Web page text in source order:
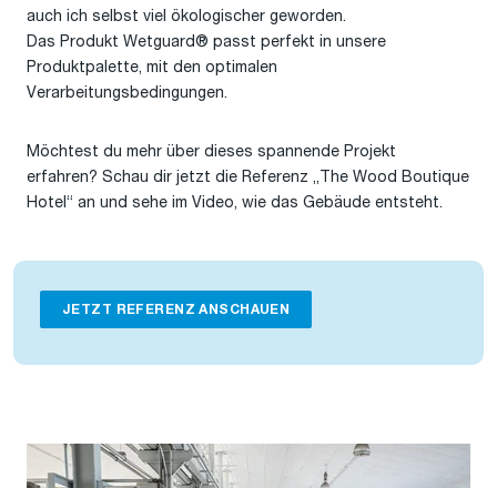
auch ich selbst viel ökologischer geworden.
Das Produkt Wetguard® passt perfekt in unsere
Produktpalette, mit den optimalen
Verarbeitungsbedingungen.
Möchtest du mehr über dieses spannende Projekt
erfahren? Schau dir jetzt die Referenz „The Wood Boutique
Hotel“ an und sehe im Video, wie das Gebäude entsteht.
JETZT REFERENZ ANSCHAUEN